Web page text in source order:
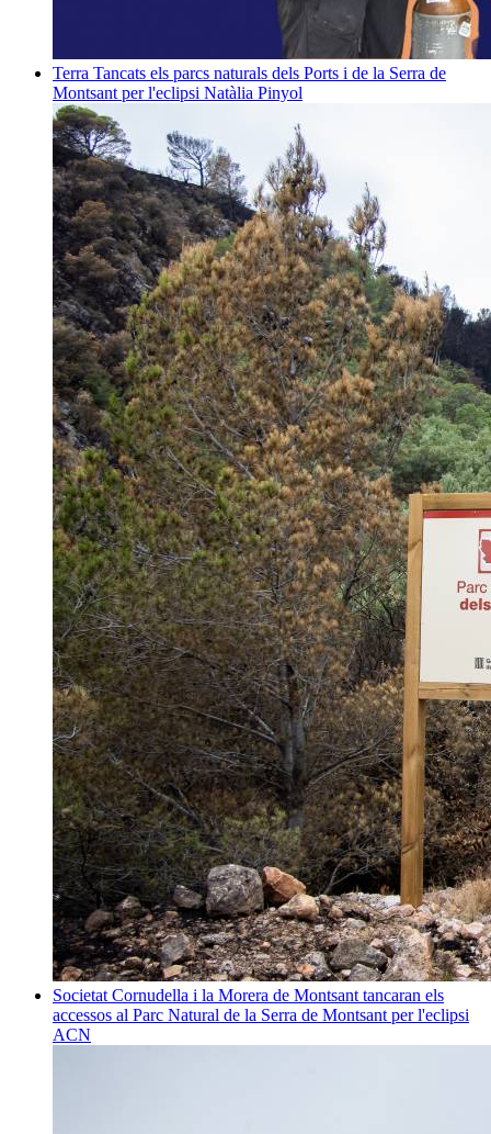
Terra Tancats els parcs naturals dels Ports i de la Serra de
Montsant per l'eclipsi Natàlia Pinyol
Societat Cornudella i la Morera de Montsant tancaran els
accessos al Parc Natural de la Serra de Montsant per l'eclipsi
ACN